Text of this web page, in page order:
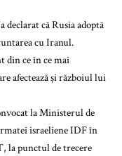
declarat că Rusia adoptă
cu Iranul.
din ce în ce mai
afectează și războiul lui
la Ministerul de
israeliene IDF în
la punctul de trecere